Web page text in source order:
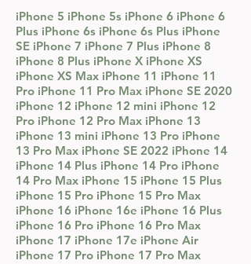
iPhone 5 iPhone 5s iPhone 6 iPhone 6
Plus iPhone 6s iPhone 6s Plus iPhone
SE iPhone 7 iPhone 7 Plus iPhone 8
iPhone 8 Plus iPhone X iPhone XS
iPhone XS Max iPhone 11 iPhone 11
Pro iPhone 11 Pro Max iPhone SE 2020
iPhone 12 iPhone 12 mini iPhone 12
Pro iPhone 12 Pro Max iPhone 13
iPhone 13 mini iPhone 13 Pro iPhone
13 Pro Max iPhone SE 2022 iPhone 14
iPhone 14 Plus iPhone 14 Pro iPhone
14 Pro Max iPhone 15 iPhone 15 Plus
iPhone 15 Pro iPhone 15 Pro Max
iPhone 16 iPhone 16e iPhone 16 Plus
iPhone 16 Pro iPhone 16 Pro Max
iPhone 17 iPhone 17e iPhone Air
iPhone 17 Pro iPhone 17 Pro Max